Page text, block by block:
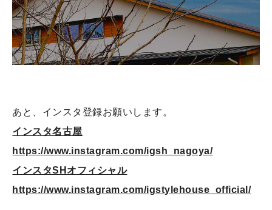
あと、インスタ登録お願いします。
インスタ名古屋
https://www.instagram.com/igsh_nagoya/
インスタSHオフィシャル
https://www.instagram.com/igstylehouse_official/